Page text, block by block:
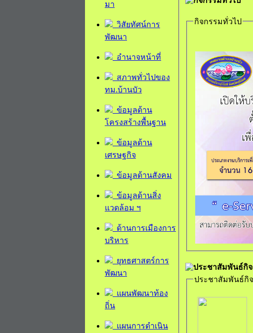
มา
วิสัยทัศน์การ
พัฒนา
อำนาจหน้าที่
สภาพทั่วไปของ
ทม.บ้านบัว
ข้อมูลด้าน
โครงสร้างพื้นฐาน
ข้อมูลด้าน
เศรษฐกิจ
ข้อมูลด้านสังคม
ข้อมูลด้านสิ่ง
แวดล้อม ฯ
ด้านการเมืองการ
บริหาร
ยุทธศาสตร์การ
พัฒนา
แผนพัฒนาท้อง
ถิ่น
แผนการดำเนิน
กิจกรรมทั่วไป
ประชาสัมพันธ์กิ
ประชาสัมพันธ์กิ